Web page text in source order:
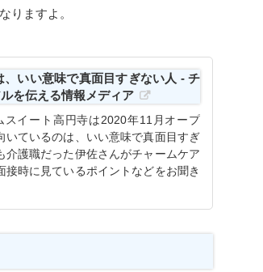
りますよ。
、いい意味で真面目すぎない人 - チ
を伝える情報メディア
イート高円寺は2020年11月オープ
いているのは、いい意味で真面目すぎ
護職だった伊佐さんがチャームケア
時に見ているポイントなどをお聞き